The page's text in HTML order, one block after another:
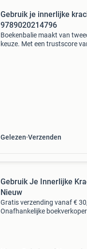
Gebruik je innerlijke
9789020214796
Boekenbalie maakt van
keuze. Met een trustscore
Gelezen Verzenden
Gebruik Je Innerlijke
Nieuw
Gratis verzending vanaf €
Onafhankelijke